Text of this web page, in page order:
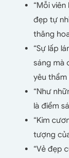
“Mỗi
đẹp tự
thăng
“Sự lấp
sáng mà
yêu thẩm
“Như
là điểm
“Kim
tượng
“Vẻ đẹp